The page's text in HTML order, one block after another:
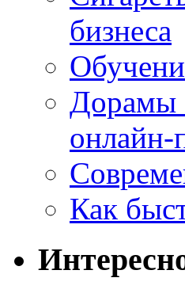
бизнеса
Дорамы
онлайн-
Как